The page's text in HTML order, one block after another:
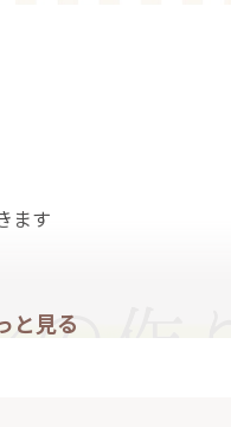
ます
と見る